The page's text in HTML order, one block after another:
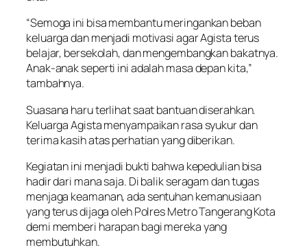
“Semoga ini bisa membantu meringankan beban
keluarga dan menjadi motivasi agar Agista terus
belajar, bersekolah, dan mengembangkan bakatnya.
Anak-anak seperti ini adalah masa depan kita,”
tambahnya.
Suasana haru terlihat saat bantuan diserahkan.
Keluarga Agista menyampaikan rasa syukur dan
terima kasih atas perhatian yang diberikan.
Kegiatan ini menjadi bukti bahwa kepedulian bisa
hadir dari mana saja. Di balik seragam dan tugas
menjaga keamanan, ada sentuhan kemanusiaan
yang terus dijaga oleh Polres Metro Tangerang Kota
demi memberi harapan bagi mereka yang
membutuhkan.